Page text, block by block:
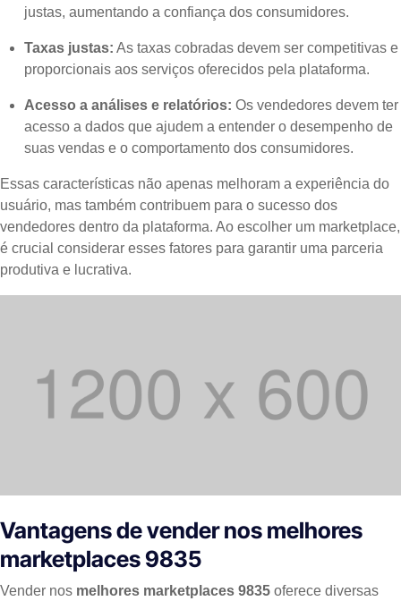
justas, aumentando a confiança dos consumidores.
Taxas justas: As taxas cobradas devem ser competitivas e
proporcionais aos serviços oferecidos pela plataforma.
Acesso a análises e relatórios: Os vendedores devem ter
acesso a dados que ajudem a entender o desempenho de
suas vendas e o comportamento dos consumidores.
Essas características não apenas melhoram a experiência do
usuário, mas também contribuem para o sucesso dos
vendedores dentro da plataforma. Ao escolher um marketplace,
é crucial considerar esses fatores para garantir uma parceria
produtiva e lucrativa.
Vantagens de vender nos melhores
marketplaces 9835
Vender nos melhores marketplaces 9835 oferece diversas